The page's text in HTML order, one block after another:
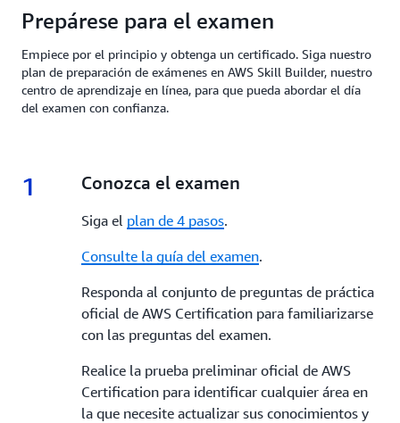
Prepárese para el examen
Empiece por el principio y obtenga un certificado. Siga nuestro
plan de preparación de exámenes en AWS Skill Builder, nuestro
centro de aprendizaje en línea, para que pueda abordar el día
del examen con confianza.
1 1.
Conozca el examen
Siga el plan de 4 pasos.
Consulte la guía del examen.
Responda al conjunto de preguntas de práctica
oficial de AWS Certification para familiarizarse
con las preguntas del examen.
Realice la prueba preliminar oficial de AWS
Certification para identificar cualquier área en
la que necesite actualizar sus conocimientos y